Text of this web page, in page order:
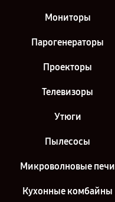
Мониторы
Парогенераторы
Проекторы
Телевизоры
Утюги
Пылесосы
Микроволновые печи
Кухонные комбайны